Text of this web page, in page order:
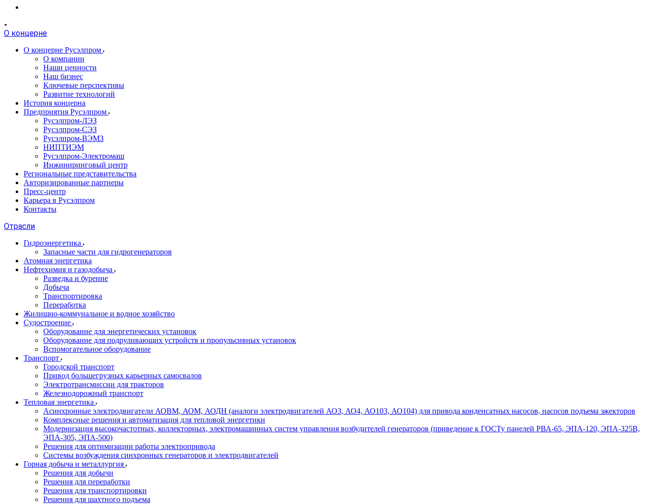
О концерне
О концерне Русэлпром
О компании
Наши ценности
Наш бизнес
Ключевые перспективы
Развитие технологий
История концерна
Предприятия Русэлпром
Русэлпром-ЛЭЗ
Русэлпром-СЭЗ
Русэлпром-ВЭМЗ
НИПТИЭМ
Русэлпром-Электромаш
Инжиниринговый центр
Региональные представительства
Авторизированные партнеры
Пресс-центр
Карьера в Русэлпром
Контакты
Отрасли
Гидроэнергетика
Запасные части для гидрогенераторов
Атомная энергетика
Нефтехимия и газодобыча
Разведка и бурение
Добыча
Транспортировка
Переработка
Жилищно-коммунальное и водное хозяйство
Судостроение
Оборудование для энергетических установок
Оборудование для подруливающих устройств и пропульсивных установок
Вспомогательное оборудование
Транспорт
Городской транспорт
Привод большегрузных карьерных самосвалов
Электротрансмиссии для тракторов
Железнодорожный транспорт
Тепловая энергетика
Асинхронные электродвигатели АОВМ, АОМ, АОДН (аналоги электродвигателей АО3, АО4, АО103, АО104) для привода конденсатных насосов, насосов подъема эжекторов
Комплексные решения и автоматизация для тепловой энергетики
Модернизация высокочастотных, коллекторных, электромашинных систем управления возбудителей генераторов (приведение к ГОСТу панелей РВА-65, ЭПА-120, ЭПА-325В,
ЭПА-305, ЭПА-500)
Решения для оптимизации работы электропривода
Системы возбуждения синхронных генераторов и электродвигателей
Горная добыча и металлургия
Решения для добычи
Решения для переработки
Решения для транспортировки
Решения для шахтного подъема